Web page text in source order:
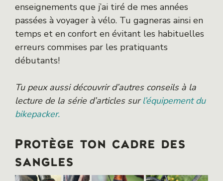
enseignements que j’ai tiré de mes années
passées à voyager à vélo. Tu gagneras ainsi en
temps et en confort en évitant les habituelles
erreurs commises par les pratiquants
débutants!
Tu peux aussi découvrir d’autres conseils à la
lecture de la série d’articles surl’équipement du
bikepacker.
Protège ton cadre des
sangles